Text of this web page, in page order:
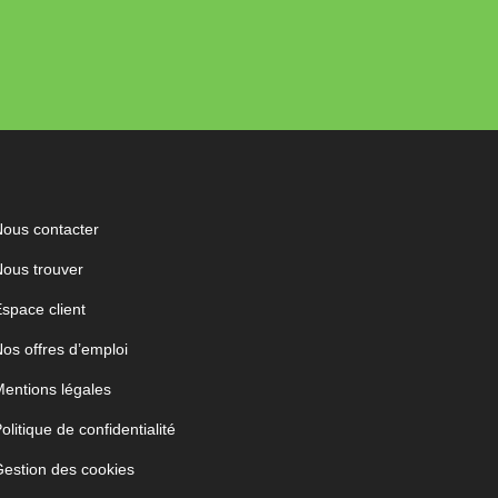
contacter
trouver
client
offres d’emploi
légales
de confidentialité
des cookies